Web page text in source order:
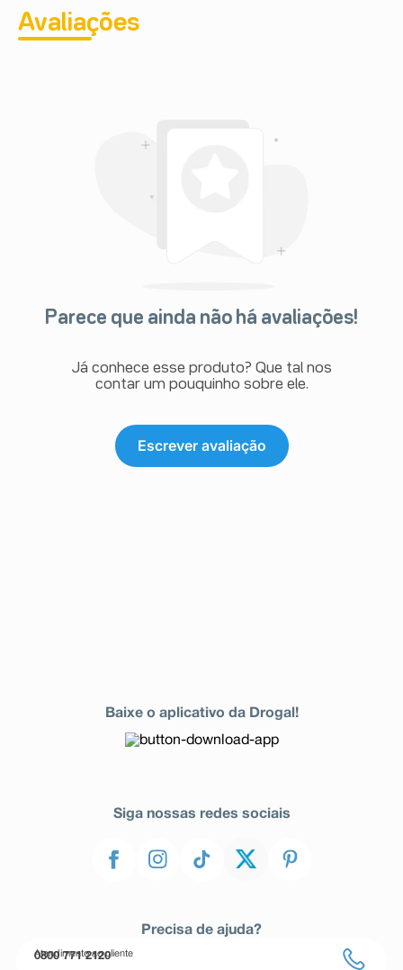
Avaliações
Parece que ainda não há avaliações!
Já conhece esse produto? Que tal nos
contar um pouquinho sobre ele.
Escrever avaliação
Baixe o aplicativo da Drogal!
Siga nossas redes sociais
Precisa de ajuda?
Atendimento ao cliente
0800 771 2120